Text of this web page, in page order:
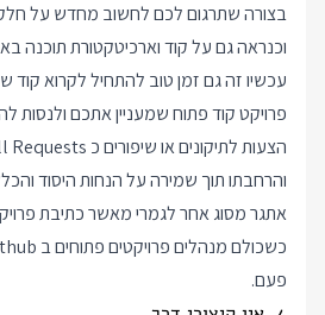
בצורה שתרגום לכם לחשוב מחדש על
וכנראה גם על קוד וארכיטקטורת תוכנה
עכשיו זה גם זמן טוב להתחיל לקרוא קוד
פרויקט קוד פתוח שמעניין אתכם ולנסות
והרחבתו תוך שמירה על הנחות היסוד
אתגר מסוג אחר לגמרי מאשר כתיבת
פעם.